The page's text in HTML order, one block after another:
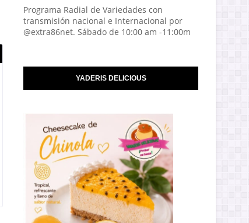
Programa Radial de Variedades con
transmisión nacional e Internacional por
@extra86net. Sábado de 10:00 am -11:00m
YADERIS DELICIOUS